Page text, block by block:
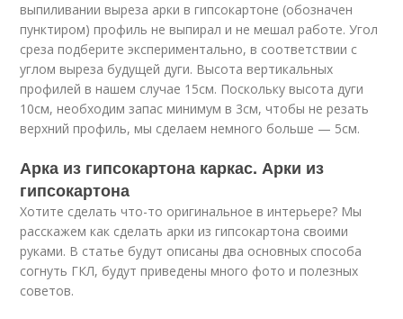
выпиливании выреза арки в гипсокартоне (обозначен
пунктиром) профиль не выпирал и не мешал работе. Угол
среза подберите экспериментально, в соответствии с
углом выреза будущей дуги. Высота вертикальных
профилей в нашем случае 15см. Поскольку высота дуги
10см, необходим запас минимум в 3см, чтобы не резать
верхний профиль, мы сделаем немного больше — 5см.
Арка из гипсокартона каркас. Арки из
гипсокартона
Хотите сделать что-то оригинальное в интерьере? Мы
расскажем как сделать арки из гипсокартона своими
руками. В статье будут описаны два основных способа
согнуть ГКЛ, будут приведены много фото и полезных
советов.